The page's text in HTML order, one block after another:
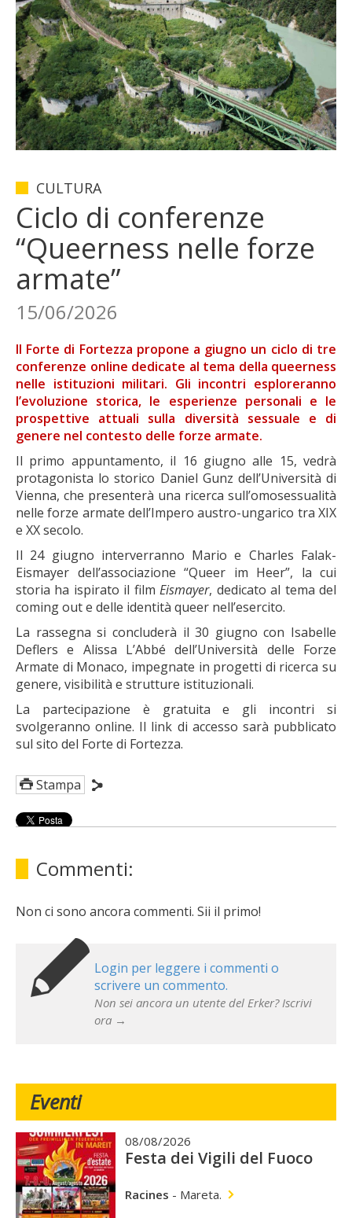
CULTURA
Ciclo di conferenze
“Queerness nelle forze
armate”
15/06/2026
Il Forte di Fortezza propone a giugno un ciclo di tre
conferenze online dedicate al tema della queerness
nelle istituzioni militari. Gli incontri esploreranno
l’evoluzione storica, le esperienze personali e le
prospettive attuali sulla diversità sessuale e di
genere nel contesto delle forze armate.
Il primo appuntamento, il 16 giugno alle 15, vedrà
protagonista lo storico Daniel Gunz dell’Università di
Vienna, che presenterà una ricerca sull’omosessualità
nelle forze armate dell’Impero austro-ungarico tra XIX
e XX secolo.
Il 24 giugno interverranno Mario e Charles Falak-
Eismayer dell’associazione “Queer im Heer”, la cui
storia ha ispirato il filmEismayer, dedicato al tema del
coming out e delle identità queer nell’esercito.
La rassegna si concluderà il 30 giugno con Isabelle
Deflers e Alissa L’Abbé dell’Università delle Forze
Armate di Monaco, impegnate in progetti di ricerca su
genere, visibilità e strutture istituzionali.
La partecipazione è gratuita e gli incontri si
svolgeranno online. Il link di accesso sarà pubblicato
sul sito del Forte di Fortezza.
Stampa
Commenti:
Non ci sono ancora commenti. Sii il primo!
Login per leggere i commenti o
scrivere un commento.
Non sei ancora un utente del Erker? Iscrivi
ora →
Eventi
08/08/2026
Festa dei Vigili del Fuoco
Racines - Mareta.